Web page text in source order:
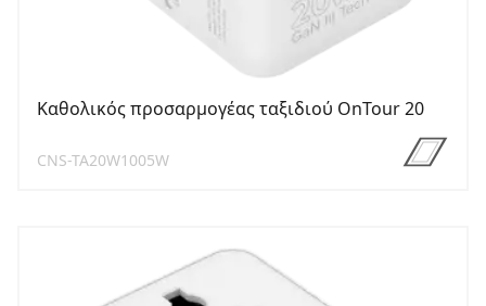
Καθολικός προσαρμογέας ταξιδιού OnTour 20
CNS-TA20W1005W